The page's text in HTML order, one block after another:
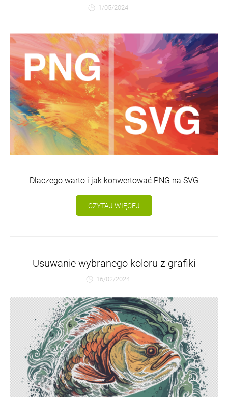
1/05/2024
Dlaczego warto i jak konwertować PNG na SVG
CZYTAJ WIĘCEJ
Usuwanie wybranego koloru z grafiki
16/02/2024